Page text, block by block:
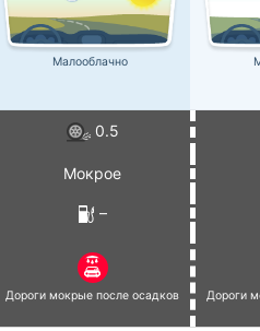
Малооблачно
0.5
Мокрое
–
Дороги мокрые после осадков Дороги